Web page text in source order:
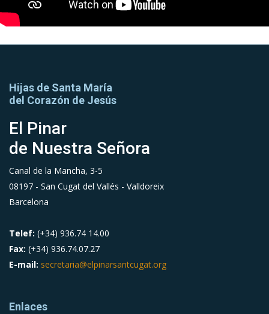
Hijas de Santa María
del Corazón de Jesús
El Pinar
de Nuestra Señora
Canal de la Mancha, 3-5
08197 - San Cugat del Vallés - Valldoreix
Barcelona
Telef: (+34) 936.74 14.00
Fax: (+34) 936.74.07.27
E-mail: secretaria@elpinarsantcugat.org
Enlaces